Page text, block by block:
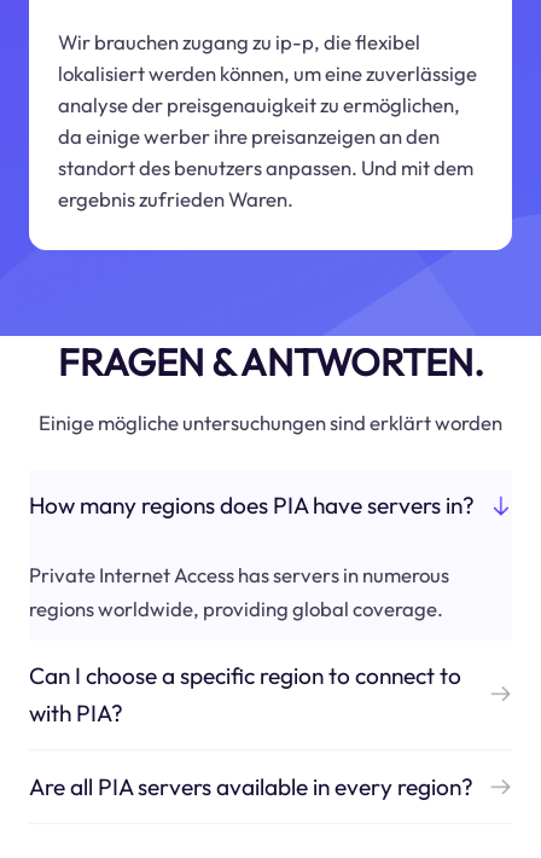
Wir brauchen zugang zu ip-p, die flexibel
lokalisiert werden können, um eine zuverlässige
analyse der preisgenauigkeit zu ermöglichen,
da einige werber ihre preisanzeigen an den
standort des benutzers anpassen. Und mit dem
ergebnis zufrieden Waren.
FRAGEN & ANTWORTEN.
Einige mögliche untersuchungen sind erklärt worden
How many regions does PIA have servers in?
Private Internet Access has servers in numerous
regions worldwide, providing global coverage.
Can I choose a specific region to connect to
with PIA?
Are all PIA servers available in every region?